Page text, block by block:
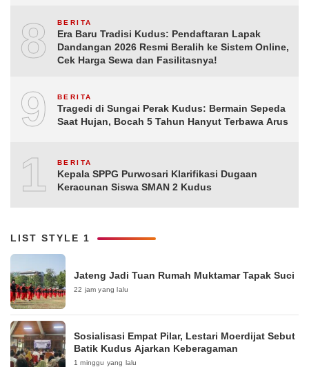
8 BERITA
Era Baru Tradisi Kudus: Pendaftaran Lapak
Dandangan 2026 Resmi Beralih ke Sistem Online,
Cek Harga Sewa dan Fasilitasnya!
9 BERITA
Tragedi di Sungai Perak Kudus: Bermain Sepeda
Saat Hujan, Bocah 5 Tahun Hanyut Terbawa Arus
10BERITA
Kepala SPPG Purwosari Klarifikasi Dugaan
Keracunan Siswa SMAN 2 Kudus
LIST STYLE 1
Jateng Jadi Tuan Rumah Muktamar Tapak Suci
22 jam yang lalu
Sosialisasi Empat Pilar, Lestari Moerdijat Sebut
Batik Kudus Ajarkan Keberagaman
1 minggu yang lalu